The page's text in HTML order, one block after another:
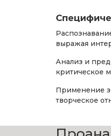
выражая
Анализ и
критическое
Применение
творческое